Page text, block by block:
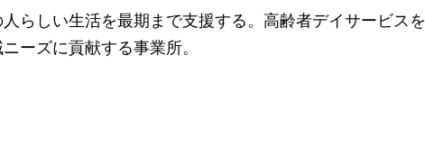
らしい生活を最期まで支援する。高齢者デイサービスを
ーズに貢献する事業所。